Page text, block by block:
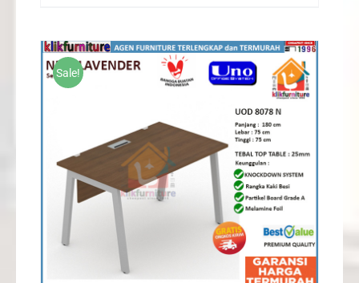
Rp1,013,000.Rp981,000.
Sale!